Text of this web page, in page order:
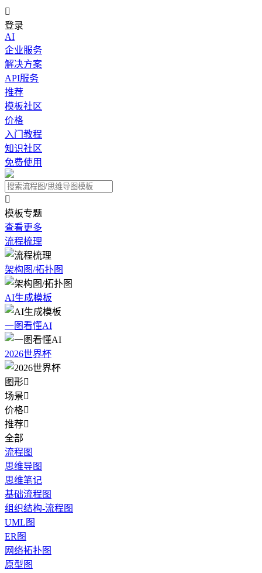

登录
AI
企业服务
解决方案
API服务
推荐
模板社区
价格
入门教程
知识社区
免费使用

模板专题
查看更多
流程梳理
架构图/拓扑图
AI生成模板
一图看懂AI
2026世界杯
图形
场景
价格
推荐
全部
流程图
思维导图
思维笔记
基础流程图
组织结构-流程图
UML图
ER图
网络拓扑图
原型图